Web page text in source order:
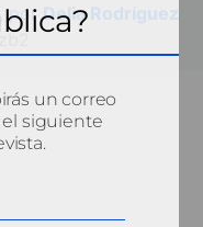
porDelia Rodríguez
un correo
siguiente